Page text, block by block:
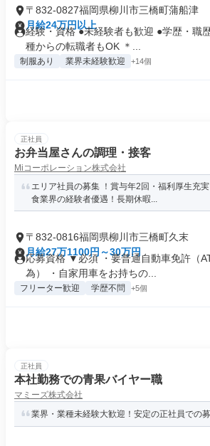
〒832-0827福岡県柳川市三橋町蒲船津
月給24万円以上
経験・資格 ●未経験者も歓迎 ●学歴・職
種からの転職者もOK ＊...
制服あり 業界未経験歓迎 +14個
正社員
お弁当屋さんの調理・接客
Miコーポレーション株式会社
エリア社員の募集 ！賞与年2回・福利厚生充
食業界の経験者優遇！長期休暇...
〒832-0816福岡県柳川市三橋町久末
月給27万1100円～30万円
応募資格 ▼必須 ・要普通自動車免許（
為） ・自家用車をお持ちの...
フリーター歓迎 学歴不問 +5個
正社員
本社勤務での青果バイヤー職
マミーズ株式会社
業界・業種未経験大歓迎！安定の正社員での募